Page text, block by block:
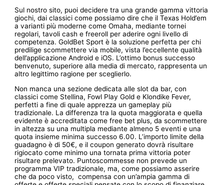
Sul nostro sito, puoi decidere tra una grande gamma vittoria
giochi, dai classici come possiamo dire che il Texas Hold’em
a varianti più moderne come Omaha, mediante tornei
regolari, tavoli cash e freeroll per aderire ogni livello di
competenza. GoldBet Sport è la soluzione perfetta per chi
predilige scommettere via mobile, vista l’eccellente qualità
dell’applicazione Android e iOS. L’ottimo bonus successo
benvenuto, superiore alla media di mercato, rappresenta un
altro legittimo ragione per sceglierlo.
Non manca una sezione dedicata alle slot da bar, con
classici come Stellina, Fowl Play Gold e Klondike Fever,
perfetti a fine di quale apprezza un gameplay più
tradizionale. La differenza tra la quota maggiorata e quella
evidente è accreditata come free bet plus, da scommettere
in altezza su una multipla mediante almeno 5 eventi e una
quota insieme minima successo 6.00. L’importo limite della
guadagno è di 50€, e il coupon generato dovrà risultare
rigiocato come minimo una tornata prima vittoria poter
risultare prelevato. Puntoscommesse non prevede un
programma VIP tradizionale, ma, come possiamo asserire
che da poco visto, compensa con un’ampia gamma di